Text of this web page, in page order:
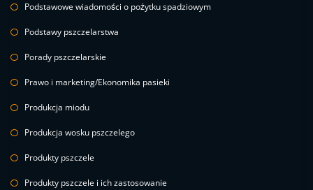
Podstawowe wiadomości o pożytku spadziowym
Podstawy pszczelarstwa
Porady pszczelarskie
Prawo i marketing/Ekonomika pasieki
Produkcja miodu
Produkcja wosku pszczelego
Produkty pszczele
Produkty pszczele i ich zastosowanie